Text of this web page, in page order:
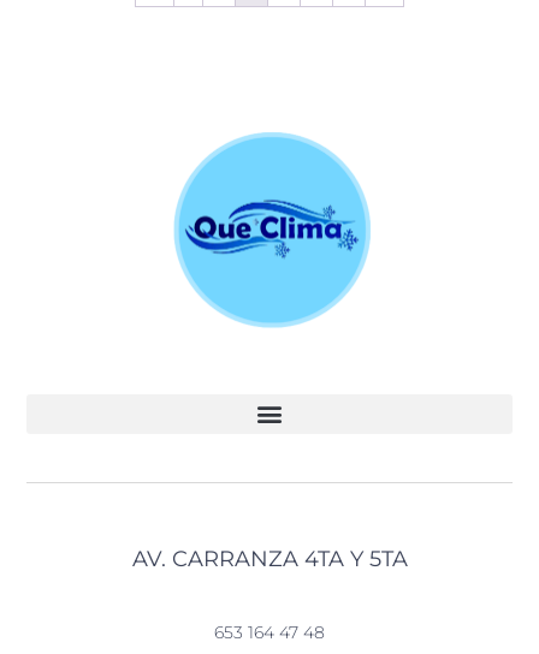
AV. CARRANZA 4TA Y 5TA
653 164 47 48